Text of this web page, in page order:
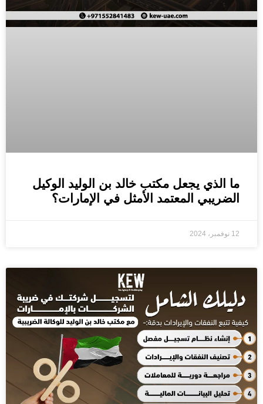
ما الذي يجعل مكتب خالد بن الوليد الوكيل
الضريبي المعتمد الأمثل في الإمارات؟
12 نوفمبر، 2024